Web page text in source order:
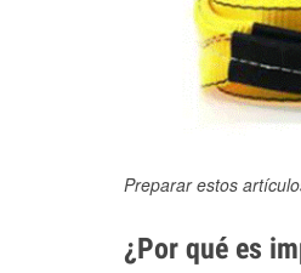
Preparar estos
¿Por qué es